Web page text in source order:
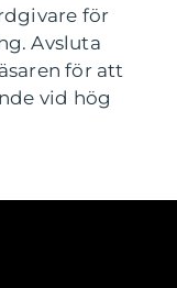
för
Avsluta
för att
vid hög